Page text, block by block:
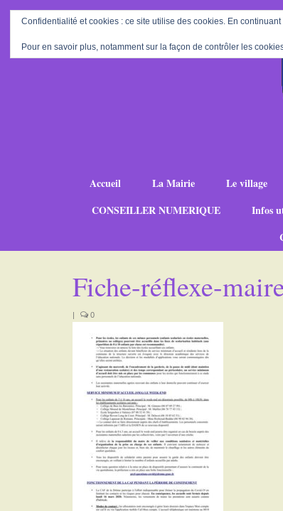
Accueil La Mairie Le village
CONSEILLER NUMERIQUE
Infos
Fiche-réflexe-
| 0
Confidentialité et cookies : ce site utilise des cookies. En
Pour en savoir plus, notamment sur la façon de contrôler les